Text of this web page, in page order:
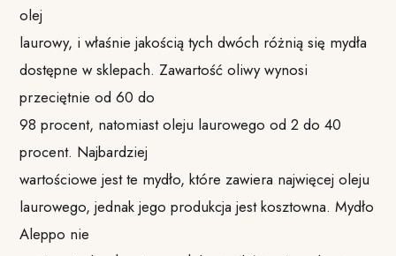
olej
laurowy, i właśnie jakością tych dwóch różnią się mydła
dostępne w sklepach. Zawartość oliwy wynosi
przeciętnie od 60 do
98 procent, natomiast oleju laurowego od 2 do 40
procent. Najbardziej
wartościowe jest te mydło, które zawiera najwięcej oleju
laurowego, jednak jego produkcja jest kosztowna. Mydło
Aleppo nie